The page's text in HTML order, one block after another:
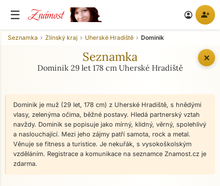
☰ Známost account_circle person_add
✕
Seznamka Zlínský kraj Uherské Hradiště Dominik
Seznamka
Dominik 29 let 178 cm Uherské Hradiště
Dominik je muž (29 let, 178 cm) z Uherské Hradiště, s hnědými
vlasy, zelenýma očima, běžné postavy. Hledá partnerský vztah
navždy. Dominik se popisuje jako mírný, klidný, věrný, spolehlivý
a naslouchající. Mezi jeho zájmy patří samota, rock a metal.
Věnuje se fitness a turistice. Je nekuřák, s vysokoškolským
vzděláním. Registrace a komunikace na seznamce Znamost.cz je
zdarma.